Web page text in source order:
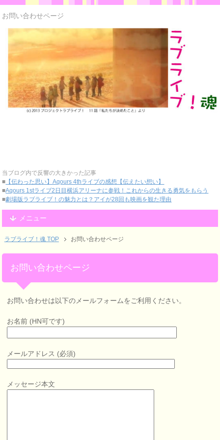
お問い合わせページ
当ブログ内で反響の大きかった記事
■ 【伝わった思い】Aqours 4thライブの感想【伝えたい想い】
■Aqours 1stライブ2日目横浜アリーナに参戦！これからの生きる勇気をもらう
■劇場版ラブライブ！の魅力とは？アイが28回も映画を観た理由
メニュー
ラブライブ！魂 TOP お問い合わせページ
お問い合わせページ
お問い合わせは以下のメールフォームをご利用ください。
お名前 (HN可です)
メールアドレス (必須)
メッセージ本文